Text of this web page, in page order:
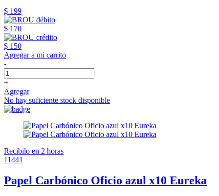
$ 199
$ 170
$ 150
Agregar a mi carrito
-
+
Agregar
No hay suficiente stock disponible
Recibilo en 2 horas
11441
Papel Carbónico Oficio azul x10 Eureka